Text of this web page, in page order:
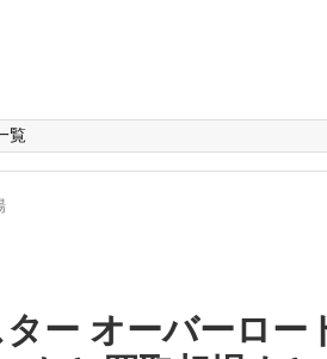
覧
ー オーバーロー